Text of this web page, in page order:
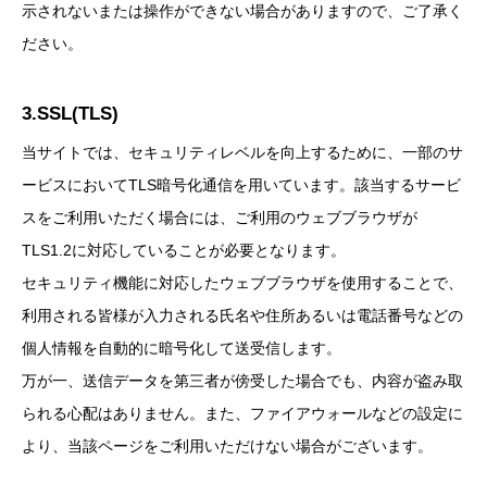
示されないまたは操作ができない場合がありますので、ご了承く
ださい。
3.SSL(TLS)
当サイトでは、セキュリティレベルを向上するために、一部のサ
ービスにおいてTLS暗号化通信を用いています。該当するサービ
スをご利用いただく場合には、ご利用のウェブブラウザが
TLS1.2に対応していることが必要となります。
セキュリティ機能に対応したウェブブラウザを使用することで、
利用される皆様が入力される氏名や住所あるいは電話番号などの
個人情報を自動的に暗号化して送受信します。
万が一、送信データを第三者が傍受した場合でも、内容が盗み取
られる心配はありません。また、ファイアウォールなどの設定に
より、当該ページをご利用いただけない場合がございます。